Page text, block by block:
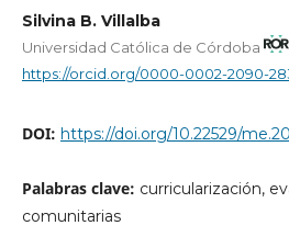
Silvina B. Villalba
Universidad Católica de Córdoba
https://orcid.org/0000-0002-2090-
DOI: https://doi.org/10.22529/
Palabras clave: curricularización,
comunitarias